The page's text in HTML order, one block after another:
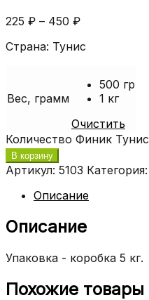
225 ₽ – 450 ₽
Страна: Тунис
Вес, грамм
500 гр
1 кг
Очистить
Количество Финик Тунис
В корзину
Артикул: 5103 Категория:
Описание
Описание
Упаковка - коробка 5 кг.
Похожие товары